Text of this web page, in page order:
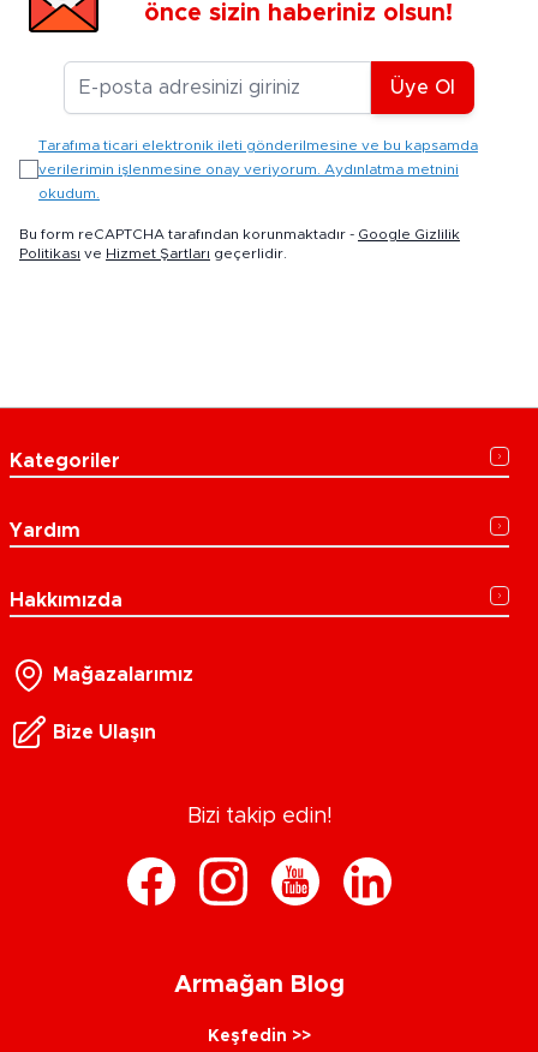
önce sizin haberiniz olsun!
E-posta Adresiniz
Üye Ol
Tarafıma ticari elektronik ileti gönderilmesine ve bu kapsamda
verilerimin işlenmesine onay veriyorum. Aydınlatma metnini
okudum.
Bu form reCAPTCHA tarafından korunmaktadır - Google Gizlilik
Politikası ve Hizmet Şartları geçerlidir.
Kategoriler
Yardım
Hakkımızda
Mağazalarımız
Bize Ulaşın
Bizi takip edin!
Armağan Blog
Keşfedin >>